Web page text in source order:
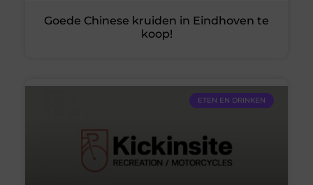
Goede Chinese kruiden in Eindhoven te
koop!
ETEN EN DRINKEN